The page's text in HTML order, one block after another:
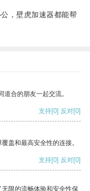
，壁虎加速器都能帮
合的朋友一起交流。
支持[0] 反对[0]
盖和最高安全性的连接。
支持[0] 反对[0]
限的流畅体验和安全性保